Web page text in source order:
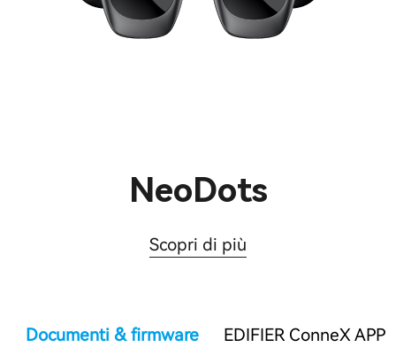
NeoDots
Scopri di più
Documenti & firmware EDIFIER ConneX APP